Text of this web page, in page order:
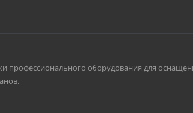
профессионального оборудования для